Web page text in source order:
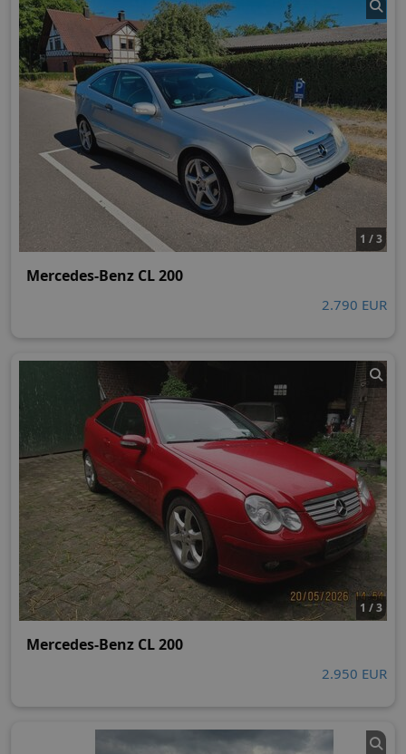
1 / 3
Mercedes-Benz CL 200
2.790 EUR
1 / 3
Mercedes-Benz CL 200
2.950 EUR